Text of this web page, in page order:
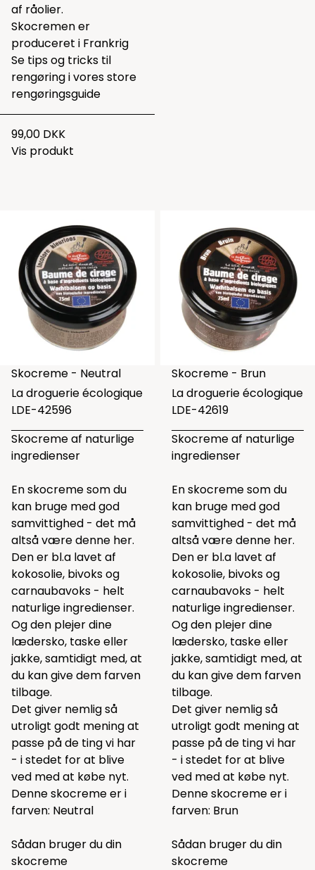
af råolier.
Skocremen er
produceret i Frankrig
Se tips og tricks til
rengøring i voresstore
rengøringsguide
99,00 DKK
Vis produkt
Skocreme - Neutral
La droguerie écologique
LDE-42596
Skocreme af naturlige
ingredienser
En skocreme som du
kan bruge med god
samvittighed - det må
altså være denne her.
Den er bl.a lavet af
kokosolie, bivoks og
carnaubavoks - helt
naturlige ingredienser.
Og den plejer dine
lædersko, taske eller
jakke, samtidigt med, at
du kan give dem farven
tilbage.
Det giver nemlig så
utroligt godt mening at
passe på de ting vi har
- i stedet for at blive
ved med at købe nyt.
Denne skocreme er i
farven: Neutral
Sådan bruger du din
skocreme
Skocreme - Brun
La droguerie écologique
LDE-42619
Skocreme af naturlige
ingredienser
En skocreme som du
kan bruge med god
samvittighed - det må
altså være denne her.
Den er bl.a lavet af
kokosolie, bivoks og
carnaubavoks - helt
naturlige ingredienser.
Og den plejer dine
lædersko, taske eller
jakke, samtidigt med, at
du kan give dem farven
tilbage.
Det giver nemlig så
utroligt godt mening at
passe på de ting vi har
- i stedet for at blive
ved med at købe nyt.
Denne skocreme er i
farven: Brun
Sådan bruger du din
skocreme